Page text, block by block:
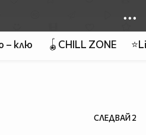
– клю 🪀CHILL ZONE
СЛЕДВАЙ2